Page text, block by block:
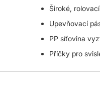
Široké,
Upevňovací
PP síťovina
Příčky pro